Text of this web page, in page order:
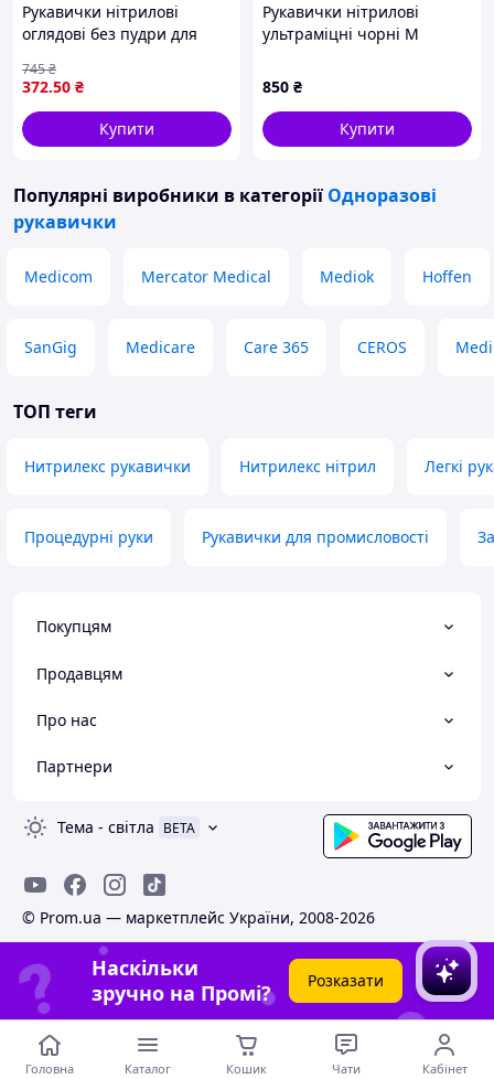
Рукавички нітрилові
оглядові без пудри для
хімічних засобів 50пар S
Блакитні
372.50 ₴
745₴
Купити
Рукавички нітрилові
ультраміцні чорні М
850 ₴
Купити
Популярні виробники в категорії Одноразові
рукавички
Medicom Mercator Medical Mediok Hoffen
SanGig Medicare Care 365 CEROS
ТОП теги
Нитрилекс рукавички Нитрилекс нітрил Легкі
Процедурні руки Рукавички для промисловості
Покупцям
Продавцям
Про нас
Партнери
Тема - світла BETA
© Prom.ua — маркетплейс України, 2008-2026
Наскільки
зручно на Промі?
Розказати
Головна Каталог Кошик Чати Кабінет